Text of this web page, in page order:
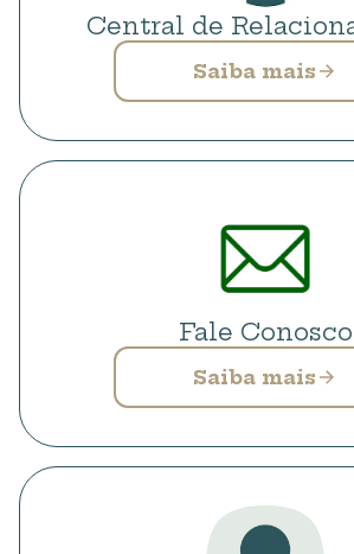
Central de
Saiba mais
Fale Conosco
Saiba mais
+